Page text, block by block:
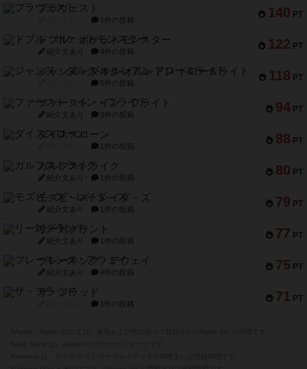
140 PT
ブラヴェスト
1件の投稿
122 PT
ドブル：ポケットモンスター
紹介文あり 4件の投稿
118 PT
ジャンヌ・ダルク-オルレアン ドロー＆ライト
5件の投稿
94 PT
ファースト・イン・フライト
紹介文あり 3件の投稿
88 PT
ダイススローン
1件の投稿
80 PT
ガルフストライク
紹介文あり 1件の投稿
79 PT
モズビ－ズ・レイダ－ズ
紹介文あり 1件の投稿
77 PT
リー対グラント
紹介文あり 1件の投稿
75 PT
ブレーキング・アウェイ
紹介文あり 4件の投稿
71 PT
ザ・フラッド
1件の投稿